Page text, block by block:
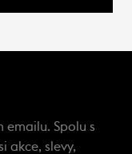
emailu. Spolu s
akce, slevy,